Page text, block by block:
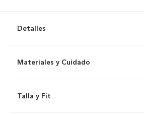
Detalles
Materiales y Cuidado
Talla y Fit